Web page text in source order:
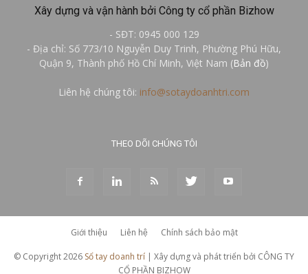
Xây dựng và vận hành bởi Công ty cổ phần Bizhow
- SĐT: 0945 000 129
- Địa chỉ: Số 773/10 Nguyễn Duy Trinh, Phường Phú Hữu,
Quận 9, Thành phố Hồ Chí Minh, Việt Nam (Bản đồ)
Liên hệ chúng tôi: info@sotaydoanhtri.com
THEO DÕI CHÚNG TÔI
Giới thiệu Liên hệ Chính sách bảo mật
© Copyright 2026 Sổ tay doanh trí | Xây dựng và phát triển bởi CÔNG TY
CỔ PHẦN BIZHOW